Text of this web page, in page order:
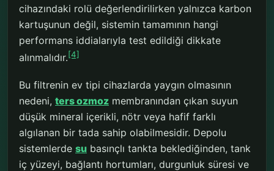
cihazındaki rolü değerlendirilirken yalnızca karbon
kartuşunun değil, sistemin tamamının hangi
performans iddialarıyla test edildiği dikkate
alınmalıdır.[4]
Bu filtrenin ev tipi cihazlarda yaygın olmasının
nedeni, ters ozmoz membranından çıkan suyun
düşük mineral içerikli, nötr veya hafif farklı
algılanan bir tada sahip olabilmesidir. Depolu
sistemlerde su basınçlı tankta beklediğinden, tank
iç yüzeyi, bağlantı hortumları, durgunluk süresi ve